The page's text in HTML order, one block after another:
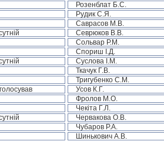
Розенблат Б.С.
Рудик С.Я.
Саврасов М.В.
Севрюков В.В.
Сольвар Р.М.
Спориш І.Д.
Суслова І.М.
Ткачук Г.В.
Тригубенко С.М.
Усов К.Г.
Фролов М.О.
Чекіта Г.Л.
Червакова О.В.
Чубаров Р.А.
Шинькович А.В.